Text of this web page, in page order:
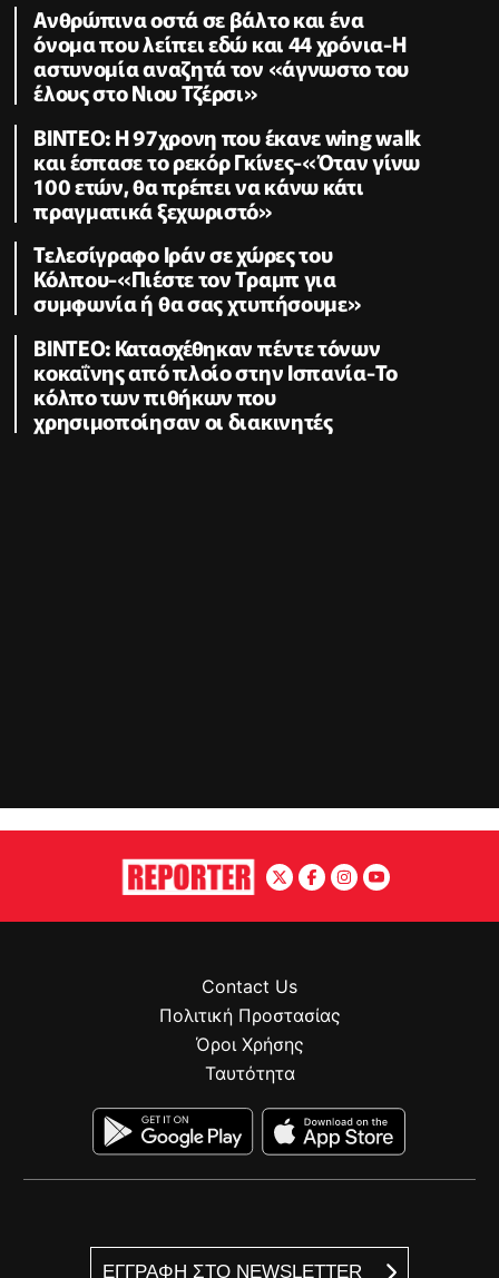
Ανθρώπινα οστά σε βάλτο και ένα
όνομα που λείπει εδώ και 44 χρόνια-Η
αστυνομία αναζητά τον «άγνωστο του
έλους στο Νιου Τζέρσι»
ΒΙΝΤΕΟ: Η 97χρονη που έκανε wing walk
και έσπασε το ρεκόρ Γκίνες-«Όταν γίνω
100 ετών, θα πρέπει να κάνω κάτι
πραγματικά ξεχωριστό»
Τελεσίγραφο Ιράν σε χώρες του
Κόλπου-«Πιέστε τον Τραμπ για
συμφωνία ή θα σας χτυπήσουμε»
ΒΙΝΤΕΟ: Κατασχέθηκαν πέντε τόνων
κοκαΐνης από πλοίο στην Ισπανία-Το
κόλπο των πιθήκων που
χρησιμοποίησαν οι διακινητές
ΕΓΓΡΑΦΗ ΣΤΟ NEWSLETTER
Contact Us
Πολιτική Προστασίας
Όροι Χρήσης
Ταυτότητα